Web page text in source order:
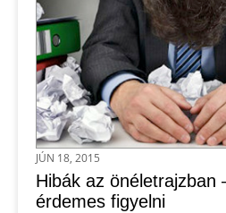
JÚN 18, 2015
Hibák az önéletrajzban
érdemes figyelni